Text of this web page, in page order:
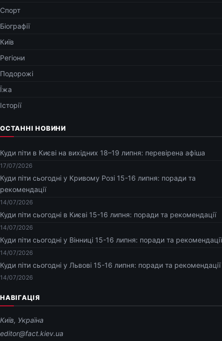
Спорт
Біографії
Київ
Регіони
Подорожі
Їжа
Історії
ОСТАННІ НОВИНИ
Куди піти в Києві на вихідних 18–19 липня: перевірена афіша
17/07/2026
Куди піти сьогодні у Кривому Розі 15-16 липня: поради та
рекомендації
14/07/2026
Куди піти сьогодні в Києві 15-16 липня: поради та рекомендації
14/07/2026
Куди піти сьогодні у Вінниці 15-16 липня: поради та рекомендації
14/07/2026
Куди піти сьогодні у Львові 15-16 липня: поради та рекомендації
14/07/2026
НАВІГАЦІЯ
Київ, Україна
editor@fact.kiev.ua